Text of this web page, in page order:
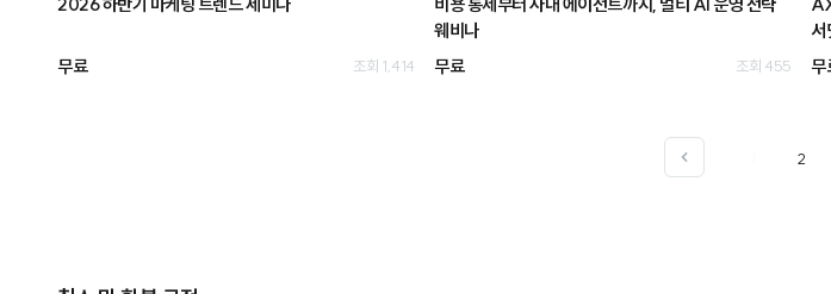
무료 조회 1,414
웨비나
무료
조회 455
서
무
2